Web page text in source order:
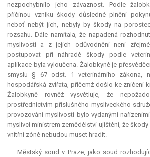
nezpochybnilo jeho závaznost. Podle
příčinou vzniku škody důsledné plnění
neboť nebýt jich, nebyly by škody na
rozsahu. Dále namítala, že napadená
myslivosti a z jejich odůvodnění není
postupovat při náhradě škody podle
aplikace byla vyloučena. Žalobkyně je
smyslu § 67 odst. 1 veterinárního zákona,
hospodářská zvířata, přičemž došlo ke zničení
Žalobkyně rovněž vysvětluje, že
prostřednictvím příslušného mysliveckého
provozování myslivosti bylo vydanými
myslivci ministrem zemědělství ujištěni, že
vnitřní zóně nebudou muset hradit.
Městský soud v Praze, jako soud